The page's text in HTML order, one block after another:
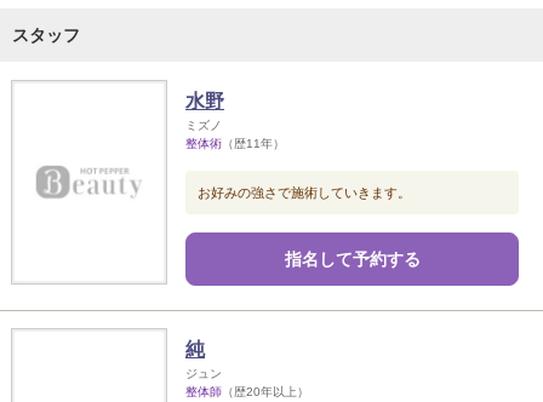
スタッフ
水野
ミズノ
整体術 （歴11年）
お好みの強さで施術していきます。
指名して予約する
純
ジュン
整体師 （歴20年以上）